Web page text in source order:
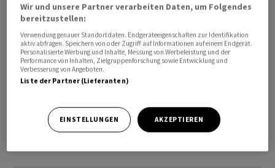
Angriffe auf Tanker in der Strasse von Hormus
Zuletzt waren mehrere Tanker in der Strasse von
Hormus angegriffen worden. Teheran hatte sich
zunächst nicht offiziell zu den Vorwürfen geäussert
den vergangenen Tagen wiederholt erklärt, nur die von
ihm vorgegebene Route durch die Strasse von Hormus
Wir und unsere Partner verarbeiten Daten, um Folgendes
bereitzustellen:
Verwendung genauer Standortdaten. Endgeräteeigenschaften zur Identifikation
aktiv abfragen. Speichern von oder Zugriff auf Informationen auf einem Endgerät.
Personalisierte Werbung und Inhalte, Messung von Werbeleistung und der
Performance von Inhalten, Zielgruppenforschung sowie Entwicklung und
Verbesserung von Angeboten.
Liste der Partner (Lieferanten)
EINSTELLUNGEN AKZEPTIEREN